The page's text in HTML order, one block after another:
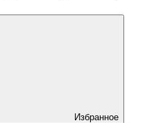
Избранное